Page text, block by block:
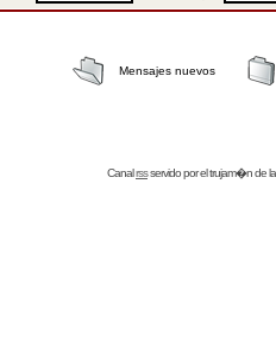
Mensajes nuevos
Canalrssservido por eltrujam�nde